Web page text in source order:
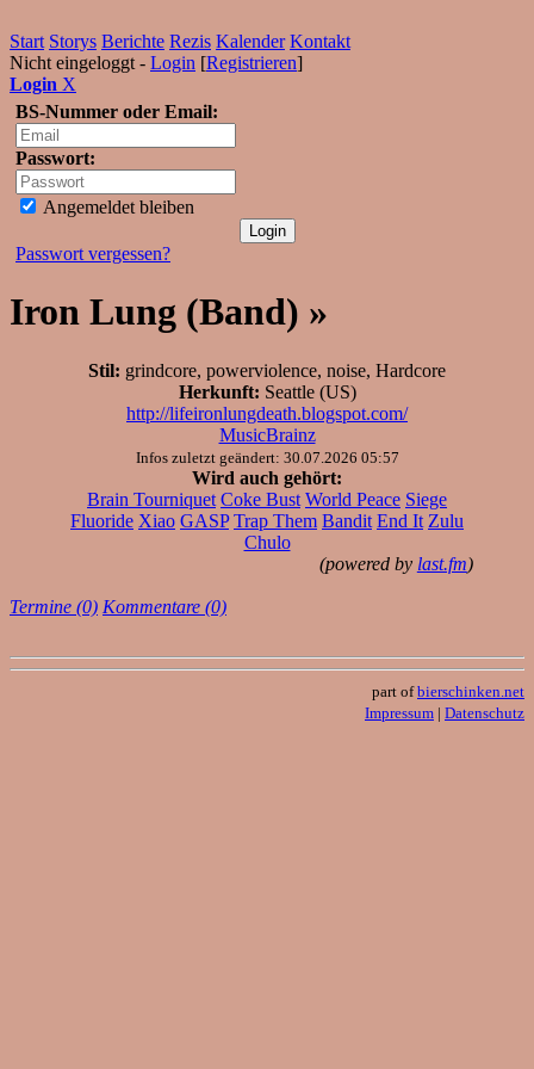
Start Storys Berichte Rezis Kalender Kontakt
Nicht eingeloggt - Login [Registrieren]
Login X
BS-Nummer oder Email:
Passwort:
Angemeldet bleiben
Passwort vergessen?
Iron Lung (Band) »
Stil: grindcore, powerviolence, noise, Hardcore
Herkunft: Seattle (US)
http://lifeironlungdeath.blogspot.com/
MusicBrainz
Infos zuletzt geändert: 30.07.2026 05:57
Wird auch gehört:
Brain Tourniquet Coke Bust World Peace Siege
Fluoride Xiao GASP Trap Them Bandit End It Zulu
Chulo
(powered by last.fm)
Termine (0) Kommentare (0)
part ofbierschinken.net
Impressum | Datenschutz